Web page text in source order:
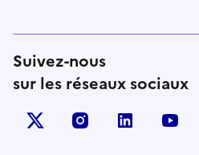
Suivez-nous
sur les réseaux sociaux
X (anciennement Twitter)
instagramlinkedin